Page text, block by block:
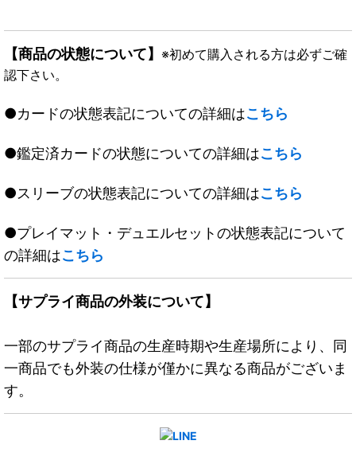
【商品の状態について】 ※初めて購入される方は必ずご確
認下さい。
●カードの状態表記についての詳細はこちら
●鑑定済カードの状態についての詳細はこちら
●スリーブの状態表記についての詳細はこちら
●プレイマット・デュエルセットの状態表記について
の詳細はこちら
【サプライ商品の外装について】
一部のサプライ商品の生産時期や生産場所により、同
一商品でも外装の仕様が僅かに異なる商品がございま
す。